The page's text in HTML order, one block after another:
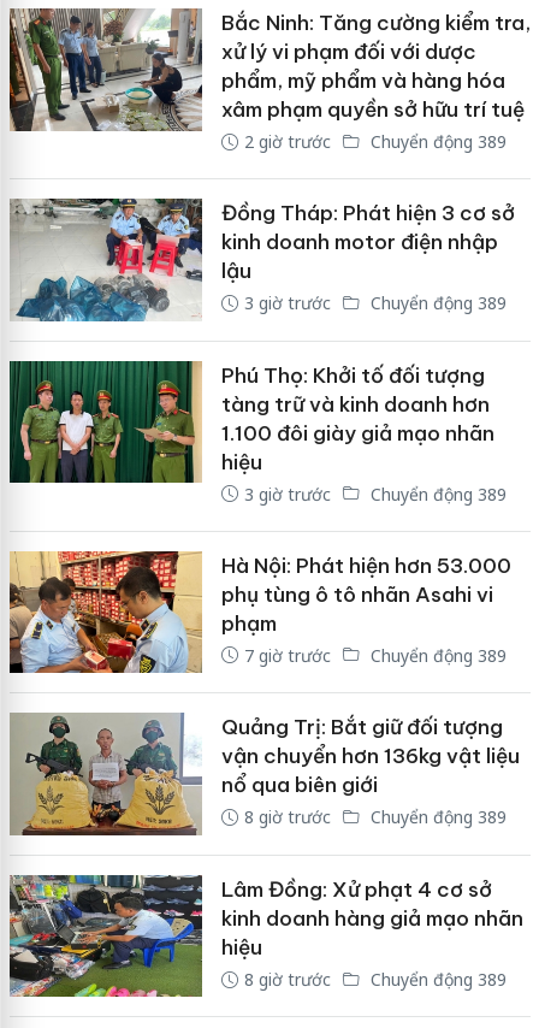
Bắc Ninh: Tăng cường kiểm tra,
xử lý vi phạm đối với dược
phẩm, mỹ phẩm và hàng hóa
xâm phạm quyền sở hữu trí tuệ
2 giờ trước Chuyển động 389
Đồng Tháp: Phát hiện 3 cơ sở
kinh doanh motor điện nhập
lậu
3 giờ trước Chuyển động 389
Phú Thọ: Khởi tố đối tượng
tàng trữ và kinh doanh hơn
1.100 đôi giày giả mạo nhãn
hiệu
3 giờ trước Chuyển động 389
Hà Nội: Phát hiện hơn 53.000
phụ tùng ô tô nhãn Asahi vi
phạm
7 giờ trước Chuyển động 389
Quảng Trị: Bắt giữ đối tượng
vận chuyển hơn 136kg vật liệu
nổ qua biên giới
8 giờ trước Chuyển động 389
Lâm Đồng: Xử phạt 4 cơ sở
kinh doanh hàng giả mạo nhãn
hiệu
8 giờ trước Chuyển động 389